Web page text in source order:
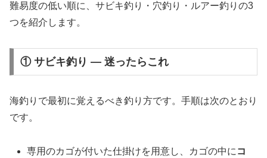
難易度の低い順に、サビキ釣り・穴釣り・ルアー釣りの3
つを紹介します。
① サビキ釣り — 迷ったらこれ
海釣りで最初に覚えるべき釣り方です。手順は次のとおり
です。
専用のカゴが付いた仕掛けを用意し、カゴの中に コ